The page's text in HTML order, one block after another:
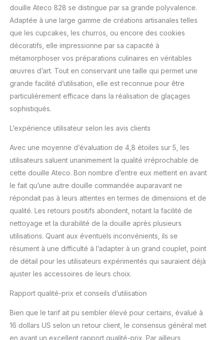
douille Ateco 828 se distingue par sa grande polyvalence.
Adaptée à une large gamme de créations artisanales telles
que les cupcakes, les churros, ou encore des cookies
décoratifs, elle impressionne par sa capacité à
métamorphoser vos préparations culinaires en véritables
œuvres d’art. Tout en conservant une taille qui permet une
grande facilité d’utilisation, elle est reconnue pour être
particulièrement efficace dans la réalisation de glaçages
sophistiqués.
L’expérience utilisateur selon les avis clients
Avec une moyenne d’évaluation de 4,8 étoiles sur 5, les
utilisateurs saluent unanimement la qualité irréprochable de
cette douille Ateco. Bon nombre d’entre eux mettent en avant
le fait qu’une autre douille commandée auparavant ne
répondait pas à leurs attentes en termes de dimensions et de
qualité. Les retours positifs abondent, notant la facilité de
nettoyage et la durabilité de la douille après plusieurs
utilisations. Quant aux éventuels inconvénients, ils se
résument à une difficulté à l’adapter à un grand couplet, point
de détail pour les utilisateurs expérimentés qui sauraient déjà
ajuster les accessoires de leurs choix.
Rapport qualité-prix et conseils d’utilisation
Bien que le tarif ait pu sembler élevé pour certains, évalué à
16 dollars US selon un retour client, le consensus général met
en avant un excellent rapport qualité-prix. Par ailleurs,